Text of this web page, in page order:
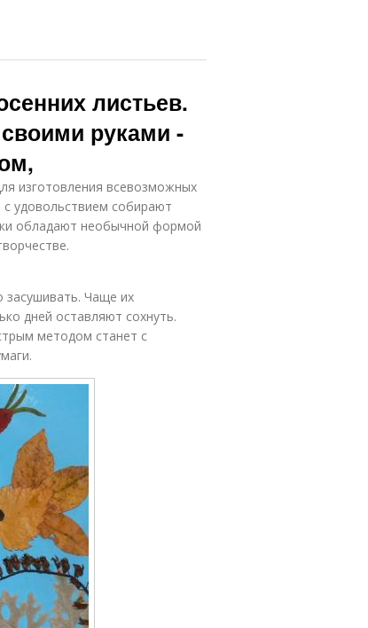
листьев.
руками -
изготовления всевозможных
с удовольствием собирают
обладают необычной формой
засушивать. Чаще их
дней оставляют сохнуть.
методом станет с